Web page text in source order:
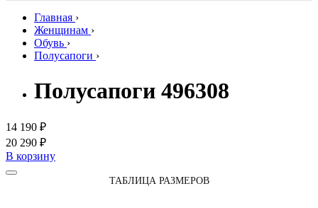
Главная ›
Женщинам ›
Обувь ›
Полусапоги ›
Полусапоги 496308
14 190 ₽
20 290 ₽
В корзину
ТАБЛИЦА РАЗМЕРОВ